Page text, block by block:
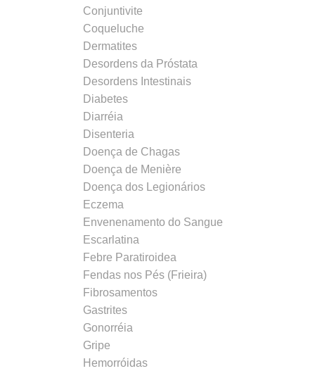
Conjuntivite
Coqueluche
Dermatites
Desordens da Próstata
Desordens Intestinais
Diabetes
Diarréia
Disenteria
Doença de Chagas
Doença de Menière
Doença dos Legionários
Eczema
Envenenamento do Sangue
Escarlatina
Febre Paratiroidea
Fendas nos Pés (Frieira)
Fibrosamentos
Gastrites
Gonorréia
Gripe
Hemorróidas